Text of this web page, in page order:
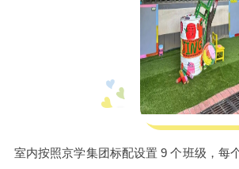
室内按照京学集团标配设置 9 个班级，每